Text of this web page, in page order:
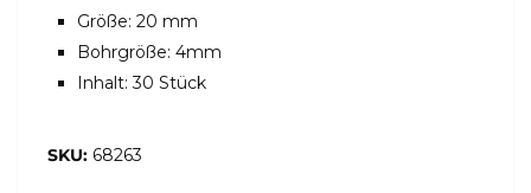
Größe: 20 mm
Bohrgröße: 4mm
Inhalt: 30 Stück
SKU: 68263